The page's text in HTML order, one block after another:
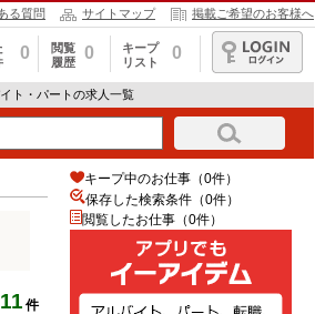
る質問 サイトマップ 掲載ご希望のお客様へ
0
閲覧
履歴
0
キープ
リスト
0
ログイン
ト・パートの求人一覧
11 件
キープ中のお仕事（0件）
保存した検索条件（0件）
閲覧したお仕事（0件）